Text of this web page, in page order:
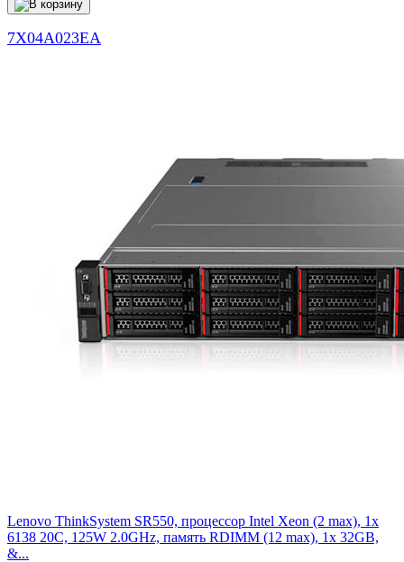
7X04A023EA
Lenovo ThinkSystem SR550, процессор Intel Xeon (2 max), 1x
6138 20C, 125W 2.0GHz, память RDIMM (12 max), 1x 32GB,
&...